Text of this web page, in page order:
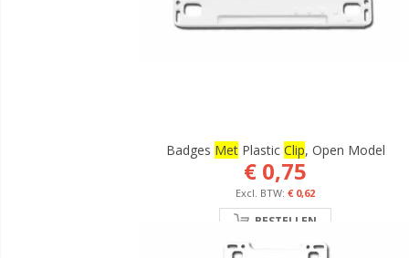
Badges MetPlastic Clip, Open Model
€ 0,75
€ 0,62
BESTELLEN